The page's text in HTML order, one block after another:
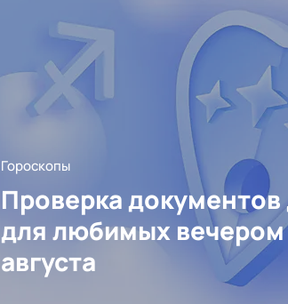
Гороскопы
Проверка
для любимых вечером
августа